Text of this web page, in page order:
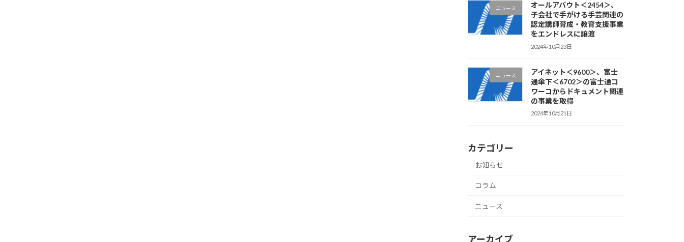
ニュース
オールアバウト＜2454＞、
子会社で手がける手芸関連の
認定講師育成・教育支援事業
をエンドレスに譲渡
2024年10月23日
ニュース
アイネット＜9600＞、富士
通傘下＜6702＞の富士通コ
ワーコからドキュメント関連
の事業を取得
2024年10月21日
カテゴリー
お知らせ
コラム
ニュース
アーカイブ